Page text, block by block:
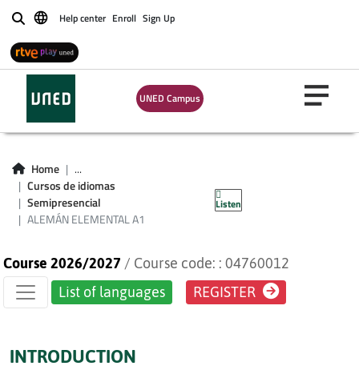
BuscarHelp center Enroll Sign Up
UNED Campus
Home
...
Cursos de idiomas
Semipresencial
ALEMÁN ELEMENTAL A1
Listen
Blended learning -
ALEMÁN
ELEMENTAL A1
Course 2026/2027 / Course code: : 04760012
List of languages
REGISTER
INTRODUCTION